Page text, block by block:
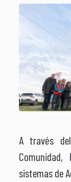
A través
sistemas de